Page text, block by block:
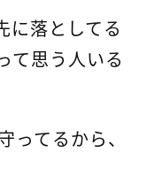
に落としてる
て思う人いる
ってるから、